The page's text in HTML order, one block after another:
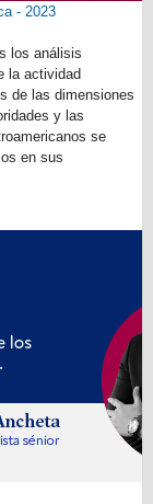
- 2023
los análisis
la actividad
de las dimensiones
y las
se
en sus